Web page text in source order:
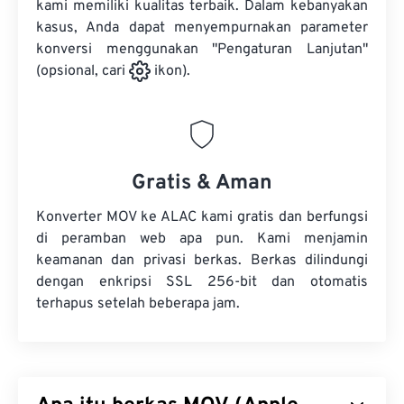
kami memiliki kualitas terbaik. Dalam kebanyakan
kasus, Anda dapat menyempurnakan parameter
konversi menggunakan "Pengaturan Lanjutan"
(opsional, cari
ikon).
Gratis & Aman
Konverter MOV ke ALAC kami gratis dan berfungsi
di peramban web apa pun. Kami menjamin
keamanan dan privasi berkas. Berkas dilindungi
dengan enkripsi SSL 256-bit dan otomatis
terhapus setelah beberapa jam.